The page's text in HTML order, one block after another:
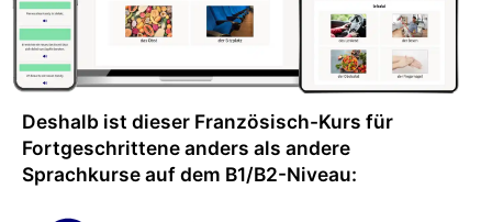
Deshalb ist dieser Französisch-Kurs für
Fortgeschrittene anders als andere
Sprachkurse auf dem B1/B2-Niveau: